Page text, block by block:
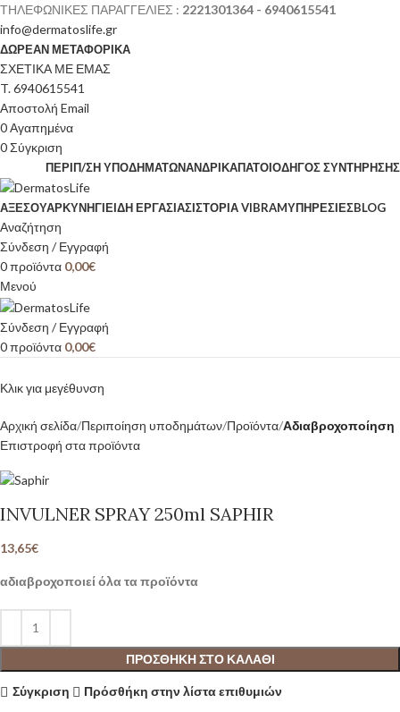
ΤΗΛΕΦΩΝΙΚΕΣ ΠΑΡΑΓΓΕΛΙΕΣ : 2221301364 - 6940615541
info@dermatoslife.gr
ΔΩΡΕΑΝ ΜΕΤΑΦΟΡΙΚΑ
ΣΧΕΤΙΚΑ ΜΕ ΕΜΑΣ
T. 6940615541
Αποστολή Email
0Αγαπημένα
0Σύγκριση
ΠΕΡΙΠ/ΣΗ ΥΠΟΔΗΜΆΤΩΝΑΝΔΡΙΚΆΠΆΤΟΙΟΔΗΓΌΣ ΣΥΝΤΉΡΗΣΗΣ
ΑΞΕΣΟΥΆΡΚΥΝΉΓΙΕΊΔΗ ΕΡΓΑΣΊΑΣΙΣΤΟΡΊΑ VIBRAMΥΠΗΡΕΣΙΕΣBLOG
Αναζήτηση
Σύνδεση / Εγγραφή
0προϊόντα 0,00€
Μενού
Σύνδεση / Εγγραφή
0προϊόντα 0,00€
Κλικ για μεγέθυνση
Αρχική σελίδα Περιποίηση υποδημάτων Προϊόντα Αδιαβροχοποίηση
Επιστροφή στα προϊόντα
INVULNER SPRAY 250ml SAPHIR
13,65€
αδιαβροχοποιεί όλα τα προϊόντα
ΠΡΟΣΘΉΚΗ ΣΤΟ ΚΑΛΆΘΙ
Σύγκριση
Πρόσθήκη στην λίστα επιθυμιών